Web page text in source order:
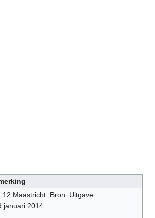
Maastricht. Bron: Uitgave
januari 2014